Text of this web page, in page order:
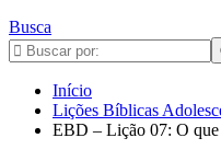
Busca
Início
Lições Bíblicas
EBD – Lição 07: O que